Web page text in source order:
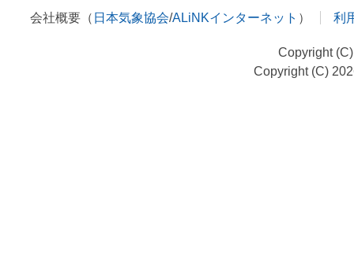
会社概要（ 日本気象協会/ALiNKインターネット ） 利
Copyright
Copyright (C)